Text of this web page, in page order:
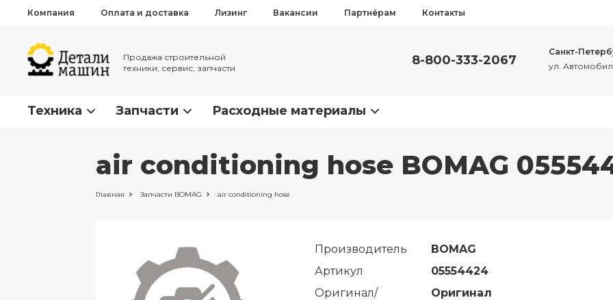
Компания Оплата и доставка Лизинг Вакансии Партнёрам Контакты
Продажа строительной
техники, сервис, запчасти
8-800-333-2067
Санкт-
ул.
Техника Запчасти Расходные материалы
air conditioning hose BOMAG
Главная Запчасти BOMAG air conditioning hose
Производитель
BOMAG
Артикул
05554424
Оригинал/
Оригинал